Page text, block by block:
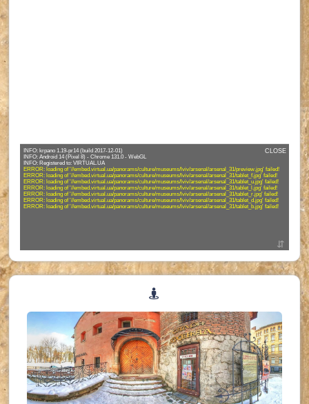
INFO: krpano 1.19-pr14 (build 2017-12-01)
INFO: Android 14 (Pixel 8) - Chrome 131.0 - WebGL
INFO: Registered to: VIRTUAL.UA
ERROR: loading of '//embed.virtual.ua/panorams/culture/museums/lviv/arsenal/arsenal_31/preview.jpg' failed!
ERROR: loading of '//embed.virtual.ua/panorams/culture/museums/lviv/arsenal/arsenal_31/tablet_f.jpg' failed!
ERROR: loading of '//embed.virtual.ua/panorams/culture/museums/lviv/arsenal/arsenal_31/tablet_u.jpg' failed!
ERROR: loading of '//embed.virtual.ua/panorams/culture/museums/lviv/arsenal/arsenal_31/tablet_l.jpg' failed!
ERROR: loading of '//embed.virtual.ua/panorams/culture/museums/lviv/arsenal/arsenal_31/tablet_r.jpg' failed!
ERROR: loading of '//embed.virtual.ua/panorams/culture/museums/lviv/arsenal/arsenal_31/tablet_d.jpg' failed!
ERROR: loading of '//embed.virtual.ua/panorams/culture/museums/lviv/arsenal/arsenal_31/tablet_b.jpg' failed!
CLOSE
⇵